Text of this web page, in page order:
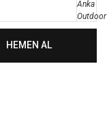
HEMEN AL